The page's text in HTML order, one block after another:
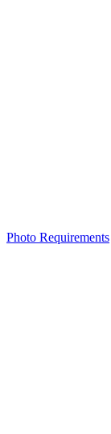
Photo Requirements